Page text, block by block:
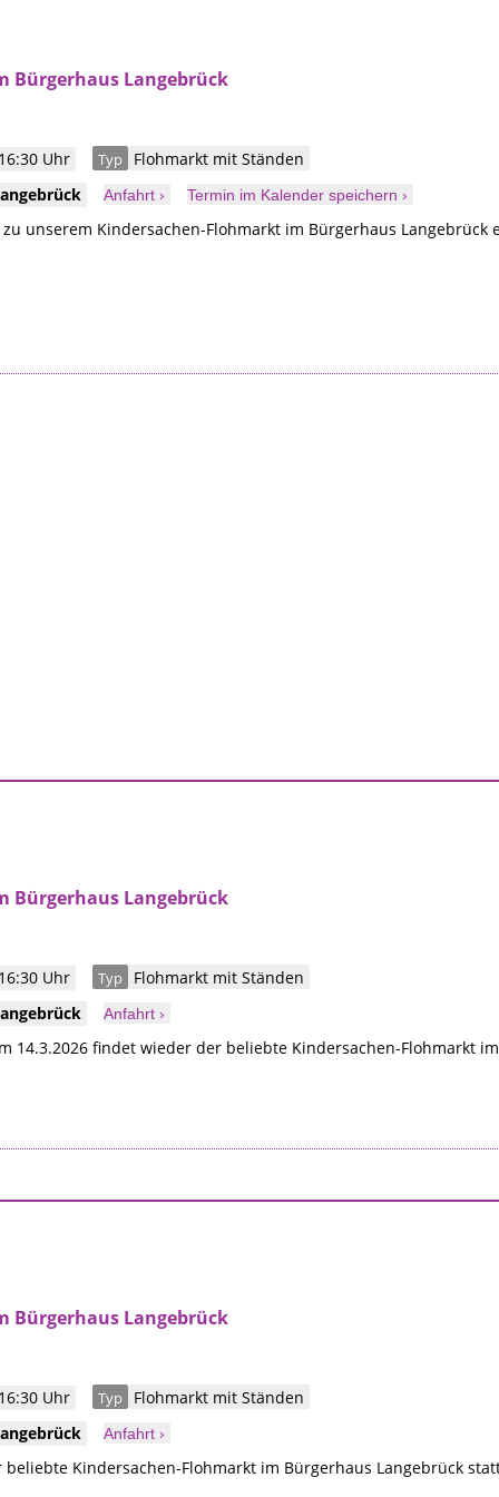
Bürgerhaus Langebrück
Uhr Typ
Flohmarkt mit Ständen
Anfahrt › Termin im Kalender speichern ›
unserem Kindersachen-Flohmarkt im Bürgerhaus Langebrück
Bürgerhaus Langebrück
Uhr Typ
Flohmarkt mit Ständen
Anfahrt ›
14.3.2026 findet wieder der beliebte Kindersachen-Flohmarkt
Bürgerhaus Langebrück
Uhr Typ
Flohmarkt mit Ständen
Anfahrt ›
Kindersachen-Flohmarkt im Bürgerhaus Langebrück